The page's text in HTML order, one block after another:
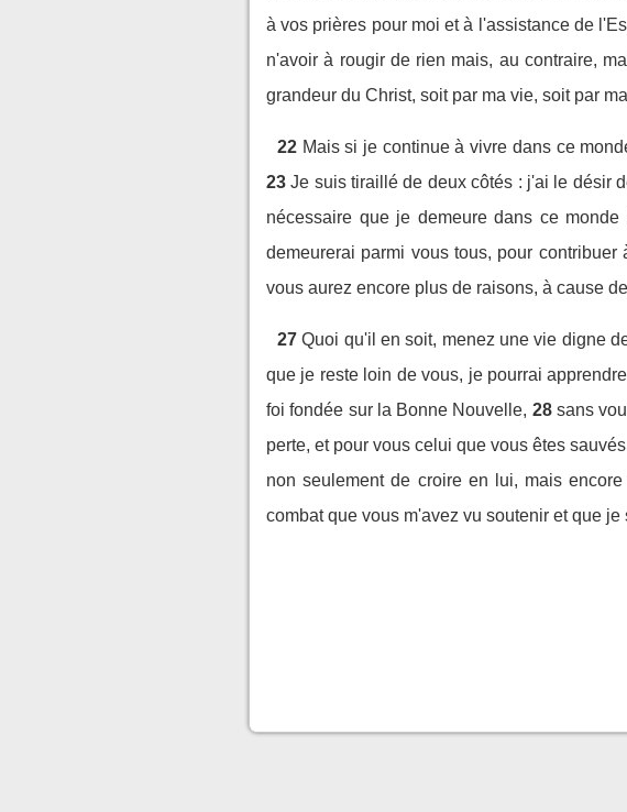
à vos prières pour moi et à l'assistance de
n'avoir à rougir de rien mais, au contraire,
grandeur du Christ, soit par ma vie, soit par
22 Mais si je continue à vivre dans ce
23 Je suis tiraillé de deux côtés : j'ai le désir
nécessaire que je demeure dans ce
demeurerai parmi vous tous, pour
vous aurez encore plus de raisons, à cause
27 Quoi qu'il en soit, menez une vie digne
que je reste loin de vous, je pourrai
foi fondée sur la Bonne Nouvelle, 28 sans
perte, et pour vous celui que vous êtes
non seulement de croire en lui, mais
combat que vous m'avez vu soutenir et que